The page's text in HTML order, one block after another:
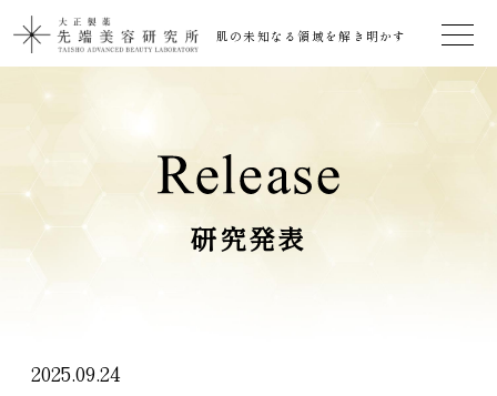
肌の未知なる領域を解き明かす
ー
研究発表
2025.09.24